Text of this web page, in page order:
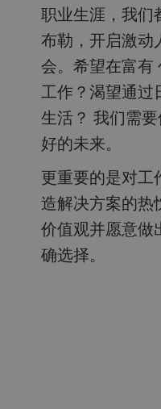
职业生涯，我们
布勒，开启激动
会。希望在富有
工作？渴望通过
生活？ 我们需
好的未来。
更重要的是对工作的热爱，对我们所创
造解决方案的热
价值观并愿意做
确选择。